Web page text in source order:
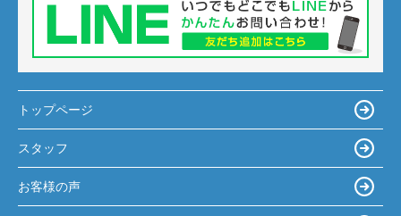
トップページ
スタッフ
お客様の声